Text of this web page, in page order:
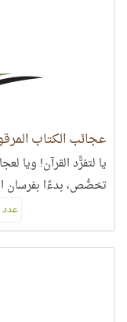
عجائب الكتاب
يا لتفرًّد القرآن! ويا
تخصُّص، بدءًا بفرسان
عدد